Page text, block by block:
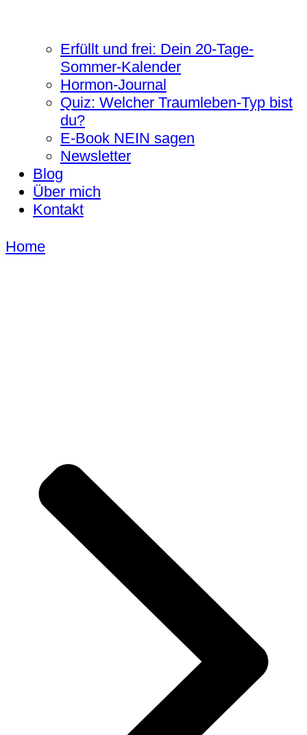
Erfüllt und frei: Dein 20-Tage-
Sommer-Kalender
Hormon-Journal
Quiz: Welcher Traumleben-Typ bist
du?
E-Book NEIN sagen
Newsletter
Blog
Über mich
Kontakt
Home